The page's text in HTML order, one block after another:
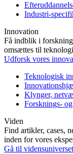
Industri-
Innovation
Få indblik i
omsættes til
Udforsk vores
Teknologisk
Klynger,
Forsknings-
Viden
Find artikler, cases,
inden for vores
Gå til vidensuniverset